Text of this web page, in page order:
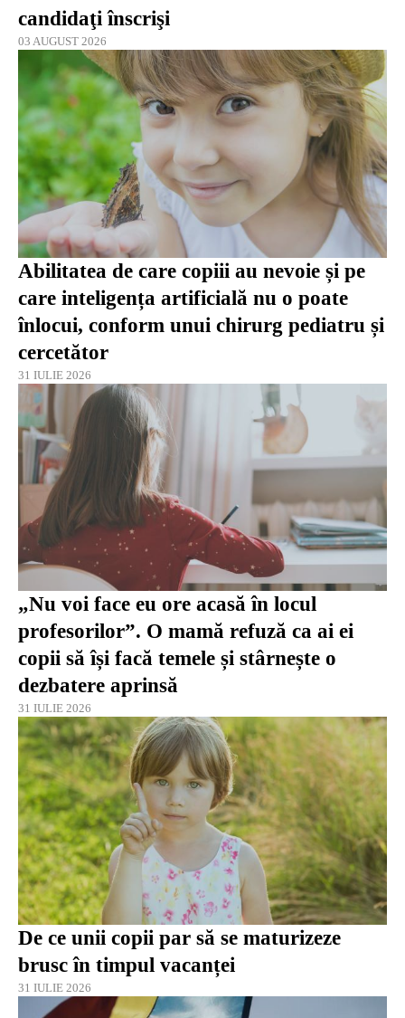
candidaţi înscrişi
03 AUGUST 2026
Abilitatea de care copiii au nevoie și pe
care inteligența artificială nu o poate
înlocui, conform unui chirurg pediatru și
cercetător
31 IULIE 2026
„Nu voi face eu ore acasă în locul
profesorilor”. O mamă refuză ca ai ei
copii să își facă temele și stârnește o
dezbatere aprinsă
31 IULIE 2026
De ce unii copii par să se maturizeze
brusc în timpul vacanței
31 IULIE 2026